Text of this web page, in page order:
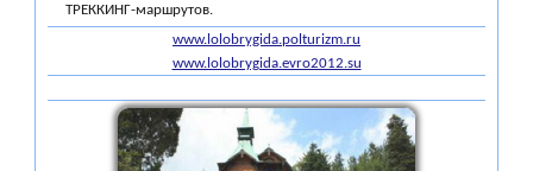
ТРЕККИНГ-маршрутов.
www.lolobrygida.polturizm.ru
www.lolobrygida.evro2012.su